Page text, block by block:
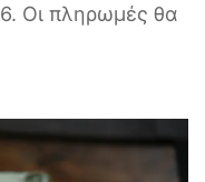
Οι πληρωμές θα